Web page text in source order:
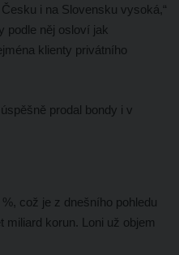
i na Slovensku vysoká,“
podle něj osloví jak
klienty privátního
prodal bondy i v
což je z dnešního pohledu
korun. Loni už objem